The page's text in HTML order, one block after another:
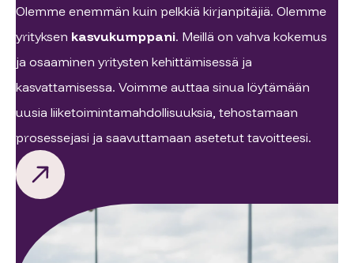
Olemme enemmän kuin pelkkiä kirjanpitäjiä. Olemme
yrityksen kasvukumppani. Meillä on vahva kokemus
ja osaaminen yritysten kehittämisessä ja
kasvattamisessa. Voimme auttaa sinua löytämään
uusia liiketoimintamahdollisuuksia, tehostamaan
prosessejasi ja saavuttamaan asetetut tavoitteesi.